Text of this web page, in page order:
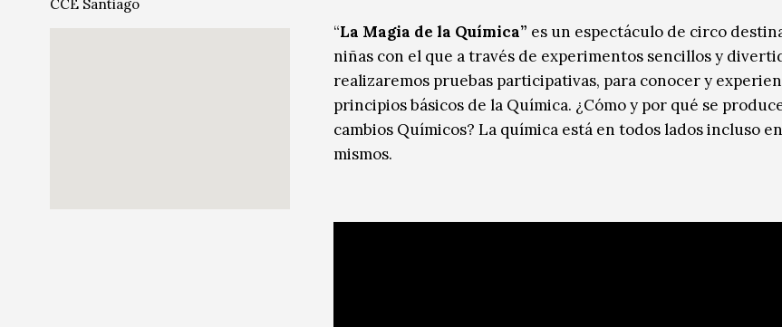
“La Magia de la Química” es un espectáculo de circo
niñas con el que a través de experimentos sencillos y
realizaremos pruebas participativas, para conocer y
principios básicos de la Química. ¿Cómo y por qué se
cambios Químicos? La química está en todos lados incluso
mismos.
CCE Santiago